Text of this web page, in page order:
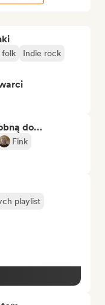
folk
Indie rock
do…
Fink
playlist